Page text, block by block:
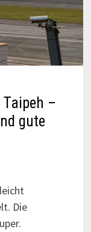
–
gute
Die